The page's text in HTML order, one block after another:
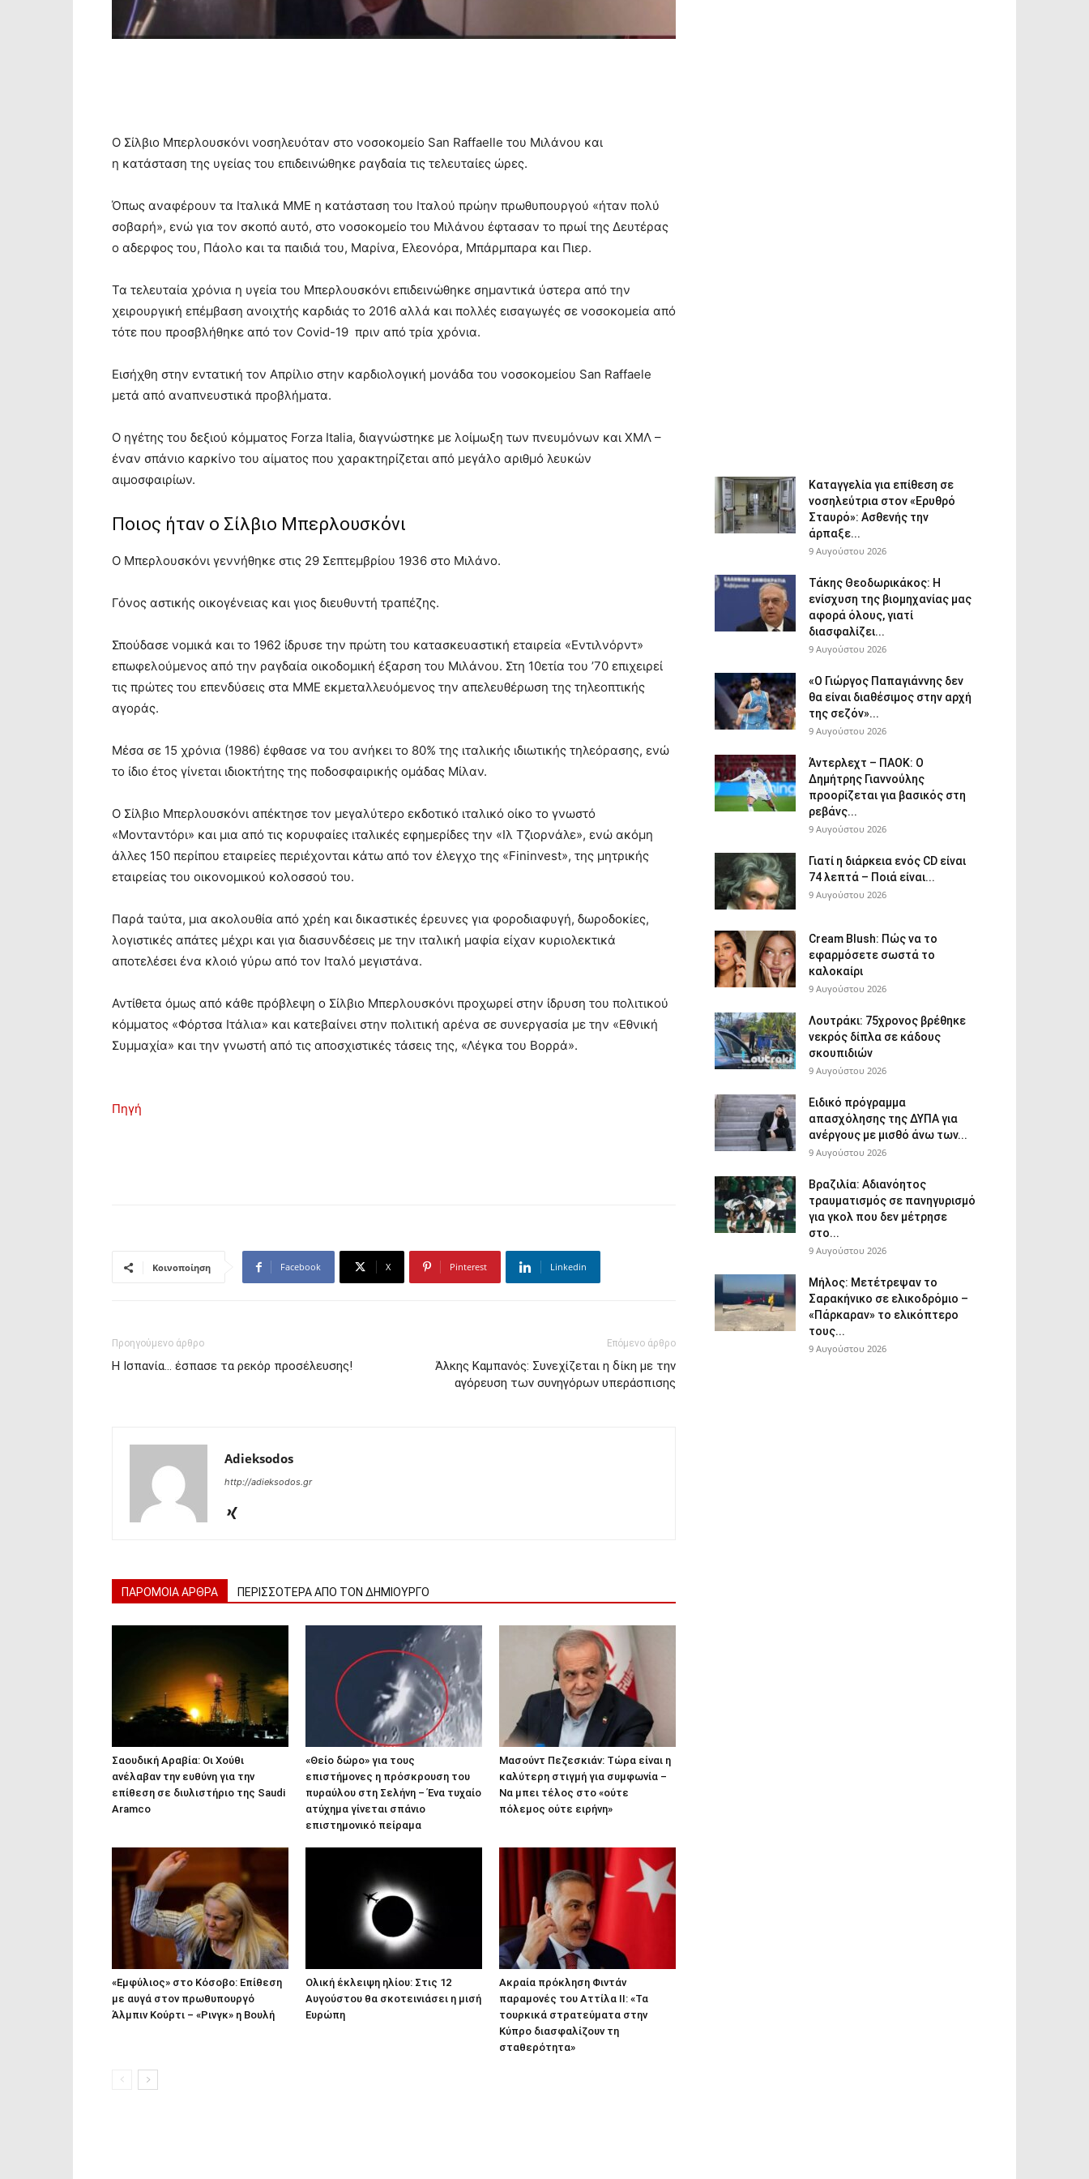
Ο Σίλβιο Μπερλουσκόνι νοσηλευόταν στο νοσοκομείο San Raffaelle του Μιλάνου και
η κατάσταση της υγείας του επιδεινώθηκε ραγδαία τις τελευταίες ώρες.
Όπως αναφέρουν τα Ιταλικά ΜΜΕ η κατάσταση του Ιταλού πρώην πρωθυπουργού «ήταν πολύ
σοβαρή», ενώ για τον σκοπό αυτό, στο νοσοκομείο του Μιλάνου έφτασαν το πρωί της Δευτέρας
ο αδερφος του, Πάολο και τα παιδιά του, Μαρίνα, Ελεονόρα, Μπάρμπαρα και Πιερ.
Τα τελευταία χρόνια η υγεία του Μπερλουσκόνι επιδεινώθηκε σημαντικά ύστερα από την
χειρουργική επέμβαση ανοιχτής καρδιάς το 2016 αλλά και πολλές εισαγωγές σε νοσοκομεία από
τότε που προσβλήθηκε από τον Covid-19 πριν από τρία χρόνια.
Εισήχθη στην εντατική τον Απρίλιο στην καρδιολογική μονάδα του νοσοκομείου San Raffaele
μετά από αναπνευστικά προβλήματα.
Ο ηγέτης του δεξιού κόμματος Forza Italia, διαγνώστηκε με λοίμωξη των πνευμόνων και ΧΜΛ –
έναν σπάνιο καρκίνο του αίματος που χαρακτηρίζεται από μεγάλο αριθμό λευκών
αιμοσφαιρίων.
Ποιος ήταν ο Σίλβιο Μπερλουσκόνι
Ο Μπερλουσκόνι γεννήθηκε στις 29 Σεπτεμβρίου 1936 στο Μιλάνο.
Γόνος αστικής οικογένειας και γιος διευθυντή τραπέζης.
Σπούδασε νομικά και το 1962 ίδρυσε την πρώτη του κατασκευαστική εταιρεία «Εντιλνόρντ»
επωφελούμενος από την ραγδαία οικοδομική έξαρση του Μιλάνου. Στη 10ετία του ’70 επιχειρεί
τις πρώτες του επενδύσεις στα ΜΜΕ εκμεταλλευόμενος την απελευθέρωση της τηλεοπτικής
αγοράς.
Μέσα σε 15 χρόνια (1986) έφθασε να του ανήκει το 80% της ιταλικής ιδιωτικής τηλεόρασης, ενώ
το ίδιο έτος γίνεται ιδιοκτήτης της ποδοσφαιρικής ομάδας Μίλαν.
Ο Σίλβιο Μπερλουσκόνι απέκτησε τον μεγαλύτερο εκδοτικό ιταλικό οίκο το γνωστό
«Μονταντόρι» και μια από τις κορυφαίες ιταλικές εφημερίδες την «Ιλ Τζιορνάλε», ενώ ακόμη
άλλες 150 περίπου εταιρείες περιέχονται κάτω από τον έλεγχο της «Fininvest», της μητρικής
εταιρείας του οικονομικού κολοσσού του.
Παρά ταύτα, μια ακολουθία από χρέη και δικαστικές έρευνες για φοροδιαφυγή, δωροδοκίες,
λογιστικές απάτες μέχρι και για διασυνδέσεις με την ιταλική μαφία είχαν κυριολεκτικά
αποτελέσει ένα κλοιό γύρω από τον Ιταλό μεγιστάνα.
Αντίθετα όμως από κάθε πρόβλεψη ο Σίλβιο Μπερλουσκόνι προχωρεί στην ίδρυση του πολιτικού
κόμματος «Φόρτσα Ιτάλια» και κατεβαίνει στην πολιτική αρένα σε συνεργασία με την «Εθνική
Συμμαχία» και την γνωστή από τις αποσχιστικές τάσεις της, «Λέγκα του Βορρά».
Πηγή
Κοινοποίηση Facebook X Pinterest Linkedin
Προηγούμενο άρθρο
Η Ισπανία… έσπασε τα ρεκόρ προσέλευσης!
Επόμενο άρθρο
Άλκης Καμπανός: Συνεχίζεται η δίκη με την
αγόρευση των συνηγόρων υπεράσπισης
Adieksodos
http://adieksodos.gr
ΠΑΡΟΜΟΙΑ ΑΡΘΡΑ ΠΕΡΙΣΣΟΤΕΡΑ ΑΠΟ ΤΟΝ ΔΗΜΙΟΥΡΓΟ
Σαουδική Αραβία: Οι Χούθι
ανέλαβαν την ευθύνη για την
επίθεση σε διυλιστήριο της Saudi
Aramco
«Θείο δώρο» για τους
επιστήμονες η πρόσκρουση του
πυραύλου στη Σελήνη – Ένα τυχαίο
ατύχημα γίνεται σπάνιο
επιστημονικό πείραμα
Μασούντ Πεζεσκιάν: Τώρα είναι η
καλύτερη στιγμή για συμφωνία –
Να μπει τέλος στο «ούτε
πόλεμος ούτε ειρήνη»
«Εμφύλιος» στο Κόσοβο: Επίθεση
με αυγά στον πρωθυπουργό
Άλμπιν Κούρτι – «Ρινγκ» η Βουλή
Ολική έκλειψη ηλίου: Στις 12
Αυγούστου θα σκοτεινιάσει η μισή
Ευρώπη
Ακραία πρόκληση Φιντάν
παραμονές του Αττίλα ΙΙ: «Τα
τουρκικά στρατεύματα στην
Κύπρο διασφαλίζουν τη
σταθερότητα»
Καταγγελία για επίθεση σε
νοσηλεύτρια στον «Ερυθρό
Σταυρό»: Ασθενής την
άρπαξε...
9 Αυγούστου 2026
Τάκης Θεοδωρικάκος: Η
ενίσχυση της βιομηχανίας μας
αφορά όλους, γιατί
διασφαλίζει...
9 Αυγούστου 2026
«Ο Γιώργος Παπαγιάννης δεν
θα είναι διαθέσιμος στην αρχή
της σεζόν»...
9 Αυγούστου 2026
Άντερλεχτ – ΠΑΟΚ: Ο
Δημήτρης Γιαννούλης
προορίζεται για βασικός στη
ρεβάνς...
9 Αυγούστου 2026
Γιατί η διάρκεια ενός CD είναι
74 λεπτά – Ποιά είναι...
9 Αυγούστου 2026
Cream Blush: Πώς να το
εφαρμόσετε σωστά το
καλοκαίρι
9 Αυγούστου 2026
Λουτράκι: 75χρονος βρέθηκε
νεκρός δίπλα σε κάδους
σκουπιδιών
9 Αυγούστου 2026
Ειδικό πρόγραμμα
απασχόλησης της ΔΥΠΑ για
ανέργους με μισθό άνω των...
9 Αυγούστου 2026
Βραζιλία: Αδιανόητος
τραυματισμός σε πανηγυρισμό
για γκολ που δεν μέτρησε
στο...
9 Αυγούστου 2026
Μήλος: Μετέτρεψαν το
Σαρακήνικο σε ελικοδρόμιο –
«Πάρκαραν» το ελικόπτερο
τους...
9 Αυγούστου 2026